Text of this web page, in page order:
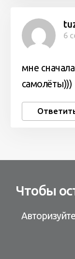
6
мне
самолёты)))
Чтобы